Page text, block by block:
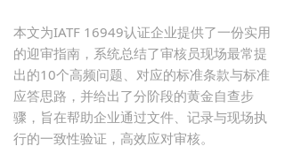
本文为IATF 16949认证企业提供了一份实用
的迎审指南，系统总结了审核员现场最常提
出的10个高频问题、对应的标准条款与标准
应答思路，并给出了分阶段的黄金自查步
骤，旨在帮助企业通过文件、记录与现场执
行的一致性验证，高效应对审核。